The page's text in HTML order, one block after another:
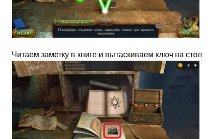
Читаем заметку в книге и вытаскиваем ключ на стол